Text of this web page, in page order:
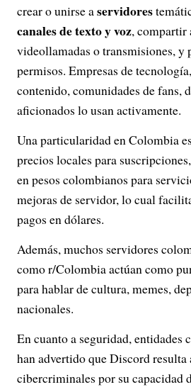
crear o unirse aservidores
canales de texto y voz, compartir
videollamadas o transmisiones, y
permisos. Empresas de
contenido, comunidades de fans,
aficionados lo usan activamente.
Una particularidad en Colombia
precios locales para
en pesos colombianos para
mejoras de servidor, lo cual
pagos en dólares.
Además, muchos servidores
como r/Colombia actúan como
para hablar de cultura, memes,
nacionales.
En cuanto a seguridad,
han advertido que Discord resulta
cibercriminales por su capacidad